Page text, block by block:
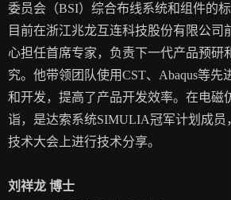
委员会（BSI）综合布线系统和组件的标
目前在浙江兆龙互连科技股份有限公司
心担任首席专家，负责下一代产品预研
究。他带领团队使用CST、Abaqus等先
和开发，提高了产品开发效率。在电磁
诣，是达索系统SIMULIA冠军计划成员
技术大会上进行技术分享。
刘祥龙 博士